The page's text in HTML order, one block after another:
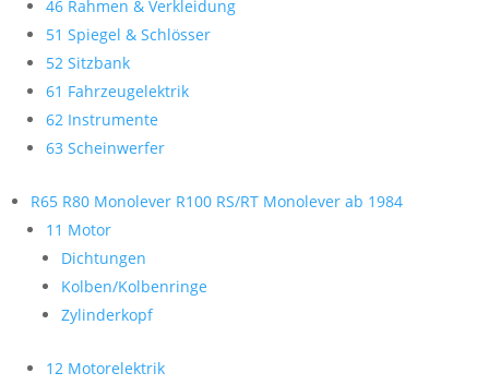
46 Rahmen & Verkleidung
51 Spiegel & Schlösser
52 Sitzbank
61 Fahrzeugelektrik
62 Instrumente
63 Scheinwerfer
R65 R80 Monolever R100 RS/RT Monolever ab 1984
11 Motor
Dichtungen
Kolben/Kolbenringe
Zylinderkopf
12 Motorelektrik